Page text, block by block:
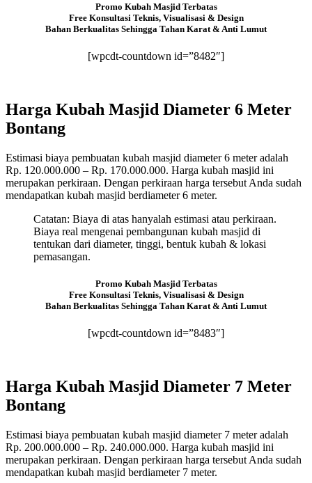
Promo Kubah Masjid Terbatas
Free Konsultasi Teknis, Visualisasi & Design
Bahan Berkualitas Sehingga Tahan Karat & Anti Lumut
[wpcdt-countdown id=”8482″]
Harga Kubah Masjid Diameter 6 Meter
Bontang
Estimasi biaya pembuatan kubah masjid diameter 6 meter adalah
Rp. 120.000.000 – Rp. 170.000.000. Harga kubah masjid ini
merupakan perkiraan. Dengan perkiraan harga tersebut Anda sudah
mendapatkan kubah masjid berdiameter 6 meter.
Catatan: Biaya di atas hanyalah estimasi atau perkiraan.
Biaya real mengenai pembangunan kubah masjid di
tentukan dari diameter, tinggi, bentuk kubah & lokasi
pemasangan.
Promo Kubah Masjid Terbatas
Free Konsultasi Teknis, Visualisasi & Design
Bahan Berkualitas Sehingga Tahan Karat & Anti Lumut
[wpcdt-countdown id=”8483″]
Harga Kubah Masjid Diameter 7 Meter
Bontang
Estimasi biaya pembuatan kubah masjid diameter 7 meter adalah
Rp. 200.000.000 – Rp. 240.000.000. Harga kubah masjid ini
merupakan perkiraan. Dengan perkiraan harga tersebut Anda sudah
mendapatkan kubah masjid berdiameter 7 meter.